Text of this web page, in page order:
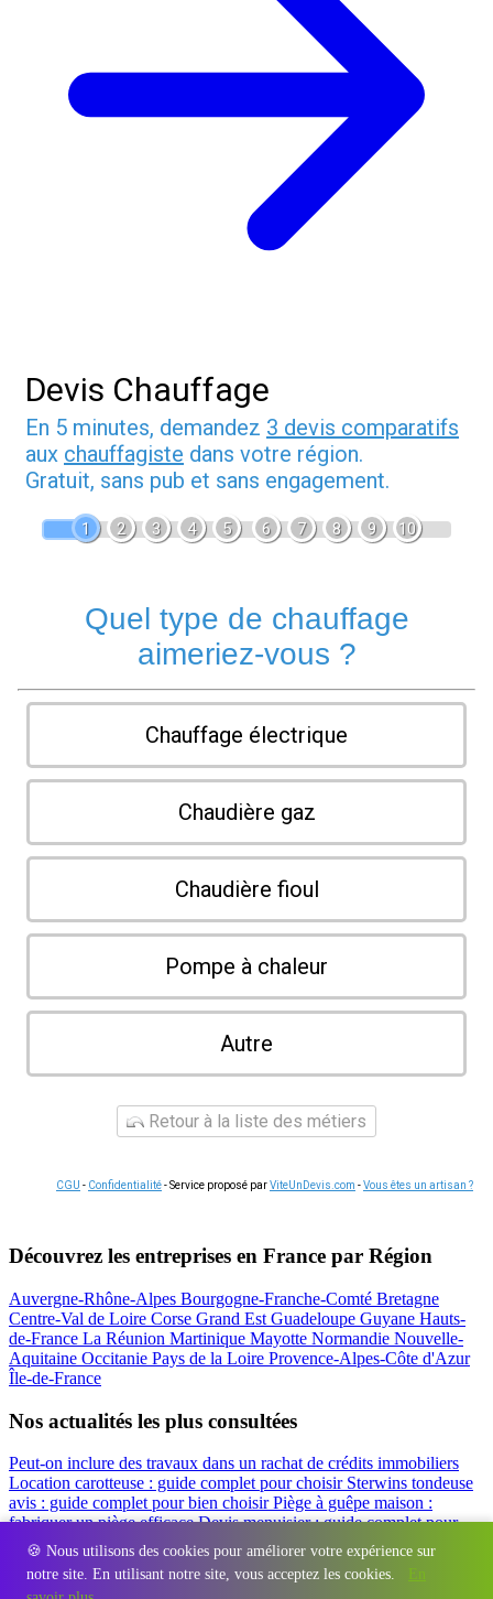
🍪 Nous utilisons des cookies pour améliorer votre expérience sur
notre site. En utilisant notre site, vous acceptez les cookies.
En
Devis Chauffage
En 5 minutes, demandez 3 devis comparatifs
aux chauffagiste dans votre région.
Gratuit, sans pub et sans engagement.
1 2 3 4 5 6 7 8 9 10
Quel type de chauffage
aimeriez-vous ?
Chauffage électrique
Chaudière gaz
Chaudière fioul
Pompe à chaleur
Autre
Retour à la liste des métiers
CGU - Confidentialité- Service proposé parViteUnDevis.com -Vous êtes un artisan ?
Découvrez les entreprises en France par Région
Auvergne-Rhône-Alpes Bourgogne-Franche-Comté Bretagne
Centre-Val de Loire Corse Grand Est Guadeloupe Guyane Hauts-
de-France La Réunion Martinique Mayotte Normandie Nouvelle-
Aquitaine Occitanie Pays de la Loire Provence-Alpes-Côte d'Azur
Île-de-France
Nos actualités les plus consultées
Peut-on inclure des travaux dans un rachat de crédits immobiliers
Location carotteuse : guide complet pour choisir Sterwins tondeuse
avis : guide complet pour bien choisirPiège à guêpe maison :
fabriquer un piège efficaceDevis menuisier : guide complet pour
obtenir le meilleur prix
Simulation rachat de crédit : regrouper prêt
travaux et crédits
Régions - Départements - Villes - Entreprises - Marques Contact